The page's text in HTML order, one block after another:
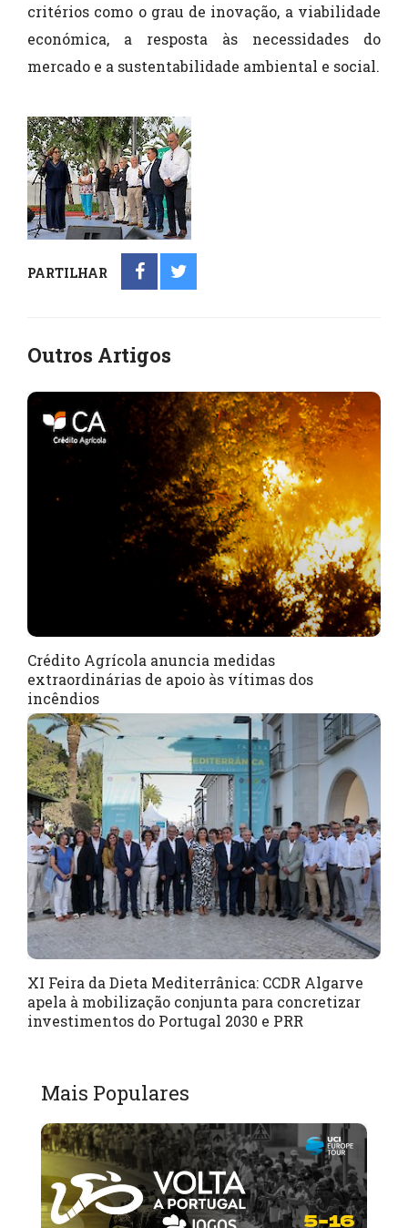
critérios como o grau de inovação, a viabilidade
económica, a resposta às necessidades do
mercado e a sustentabilidade ambiental e social.
PARTILHAR
Outros Artigos
Crédito Agrícola anuncia medidas
extraordinárias de apoio às vítimas dos
incêndios
XI Feira da Dieta Mediterrânica: CCDR Algarve
apela à mobilização conjunta para concretizar
investimentos do Portugal 2030 e PRR
Mais Populares